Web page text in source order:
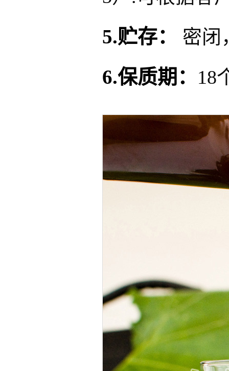
5.贮存： 密闭
6.保质期： 18